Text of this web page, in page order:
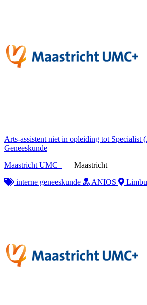
Arts-assistent niet in opleiding tot Specialist
Geneeskunde
Maastricht UMC+ — Maastricht
interne geneeskunde
ANIOS